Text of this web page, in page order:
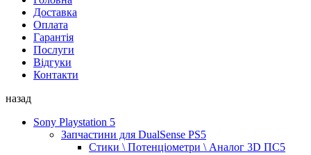
Доставка
Оплата
Гарантія
Послуги
Відгуки
Контакти
назад
Sony Playstation 5
Запчастини для DualSense PS5
Стики \ Потенціометри \ Аналог 3D ПС5